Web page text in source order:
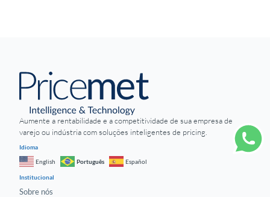
Aumente a rentabilidade e a competitividade de sua empresa de
varejo ou indústria com soluções inteligentes de pricing.
Idioma
English Português Español
Institucional
Sobre nós